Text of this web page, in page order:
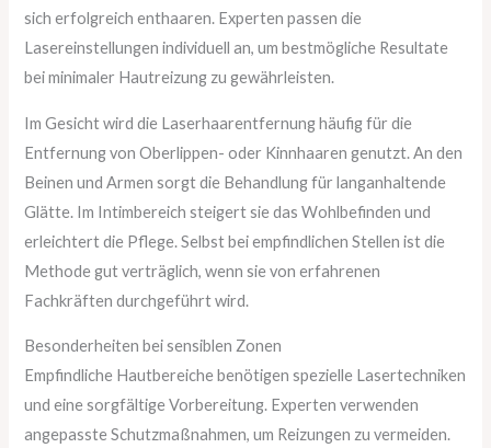
sich erfolgreich enthaaren. Experten passen die
Lasereinstellungen individuell an, um bestmögliche Resultate
bei minimaler Hautreizung zu gewährleisten.
Im Gesicht wird die Laserhaarentfernung häufig für die
Entfernung von Oberlippen- oder Kinnhaaren genutzt. An den
Beinen und Armen sorgt die Behandlung für langanhaltende
Glätte. Im Intimbereich steigert sie das Wohlbefinden und
erleichtert die Pflege. Selbst bei empfindlichen Stellen ist die
Methode gut verträglich, wenn sie von erfahrenen
Fachkräften durchgeführt wird.
Besonderheiten bei sensiblen Zonen
Empfindliche Hautbereiche benötigen spezielle Lasertechniken
und eine sorgfältige Vorbereitung. Experten verwenden
angepasste Schutzmaßnahmen, um Reizungen zu vermeiden.